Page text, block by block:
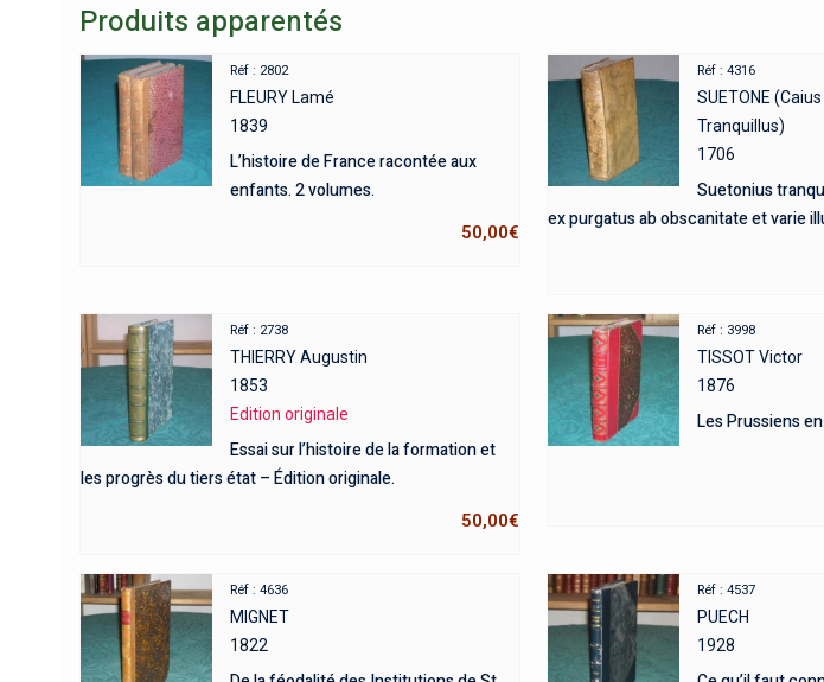
Produits apparentés
Réf : 2802
FLEURY Lamé
1839
L’histoire de France racontée aux
enfants. 2 volumes.
50,00€
Réf : 4316
SUETONE
Tranquillus)
1706
Suetonius
ex purgatus ab obscanitate et varie
Réf : 2738
THIERRY Augustin
1853
Edition originale
Essai sur l’histoire de la formation et
les progrès du tiers état – Édition originale.
50,00€
Réf : 3998
TISSOT Victor
1876
Les Prussiens
Réf : 4636
MIGNET
1822
Réf : 4537
PUECH
1928